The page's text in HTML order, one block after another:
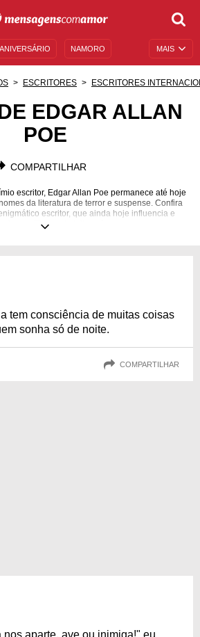
MAIS
ANIVERSÁRIO NAMORO
MENSAGENS DE ANIVERSÁRIO
ESCRITORES ESCRITORES
EDGAR ALLAN
POE
COMPARTILHAR
escritor, Edgar Allan Poe permanece até hoje
da literatura de terror e suspense. Confira
escritor, que ainda hoje influencia e
milhares de leitores!
tem consciência de muitas coisas
sonha só de noite.
COMPARTILHAR
aparte, ave ou inimiga!" eu